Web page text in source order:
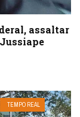
assaltar
TEMPO REAL